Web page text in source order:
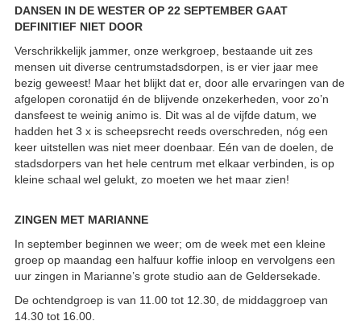
DANSEN IN DE WESTER OP 22 SEPTEMBER GAAT
DEFINITIEF NIET DOOR
Verschrikkelijk jammer, onze werkgroep, bestaande uit zes
mensen uit diverse centrumstadsdorpen, is er vier jaar mee
bezig geweest! Maar het blijkt dat er, door alle ervaringen van de
afgelopen coronatijd én de blijvende onzekerheden, voor zo’n
dansfeest te weinig animo is. Dit was al de vijfde datum, we
hadden het 3 x is scheepsrecht reeds overschreden, nóg een
keer uitstellen was niet meer doenbaar. Eén van de doelen, de
stadsdorpers van het hele centrum met elkaar verbinden, is op
kleine schaal wel gelukt, zo moeten we het maar zien!
ZINGEN MET MARIANNE
In september beginnen we weer; om de week met een kleine
groep op maandag een halfuur koffie inloop en vervolgens een
uur zingen in Marianne’s grote studio aan de Geldersekade.
De ochtendgroep is van 11.00 tot 12.30, de middaggroep van
14.30 tot 16.00.